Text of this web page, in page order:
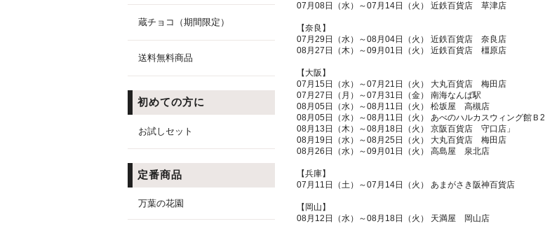
蔵チョコ（期間限定）
送料無料商品
初めての方に
お試しセット
定番商品
万葉の花園
07月08日（水）～07月14日（火） 近鉄百貨店 草津店
【奈良】
07月29日（水）～08月04日（火） 近鉄百貨店 奈良店
08月27日（木）～09月01日（火） 近鉄百貨店 橿原店
【大阪】
07月15日（水）～07月21日（火） 大丸百貨店 梅田店
07月27日（月）～07月31日（金） 南海なんば駅
08月05日（水）～08月11日（火） 松坂屋 高槻店
08月05日（水）～08月11日（火） あべのハルカスウィング館Ｂ2
08月13日（木）～08月18日（火） 京阪百貨店 守口店」
08月19日（水）～08月25日（火） 大丸百貨店 梅田店
08月26日（水）～09月01日（火） 高島屋 泉北店
【兵庫】
07月11日（土）～07月14日（火） あまがさき阪神百貨店
【岡山】
08月12日（水）～08月18日（火） 天満屋 岡山店